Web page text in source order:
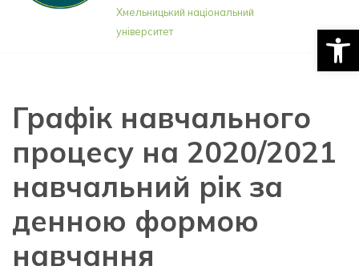
Хмельницький національний
університет
Графік навчального
процесу на 2020/2021
навчальний рік за
денною формою
навчання